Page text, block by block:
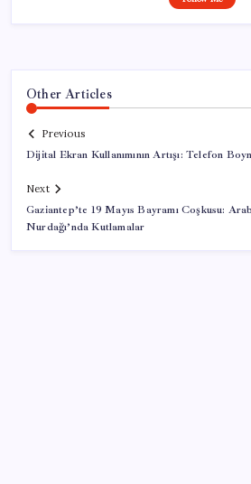
Other Articles
Previous
Dijital Ekran Kullanımının Artışı: Telefon
Next
Gaziantep’te 19 Mayıs Bayramı Coşkusu:
Nurdağı’nda Kutlamalar